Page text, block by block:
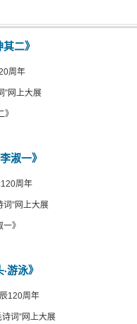
二》
周年
”网上大展
》
淑一》
周年
词”网上大展
》
游泳》
120周年
诗词”网上大展